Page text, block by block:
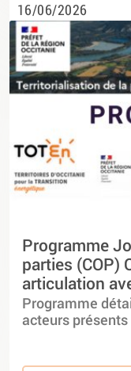
16/06/2026
Programme
parties (COP)
articulation
Programme
acteurs